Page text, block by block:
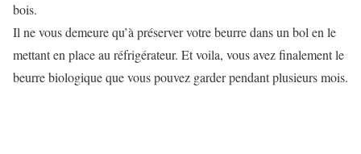
bois.
Il ne vous demeure qu’à préserver votre beurre dans un bol en le
mettant en place au réfrigérateur. Et voila, vous avez finalement le
beurre biologique que vous pouvez garder pendant plusieurs mois.